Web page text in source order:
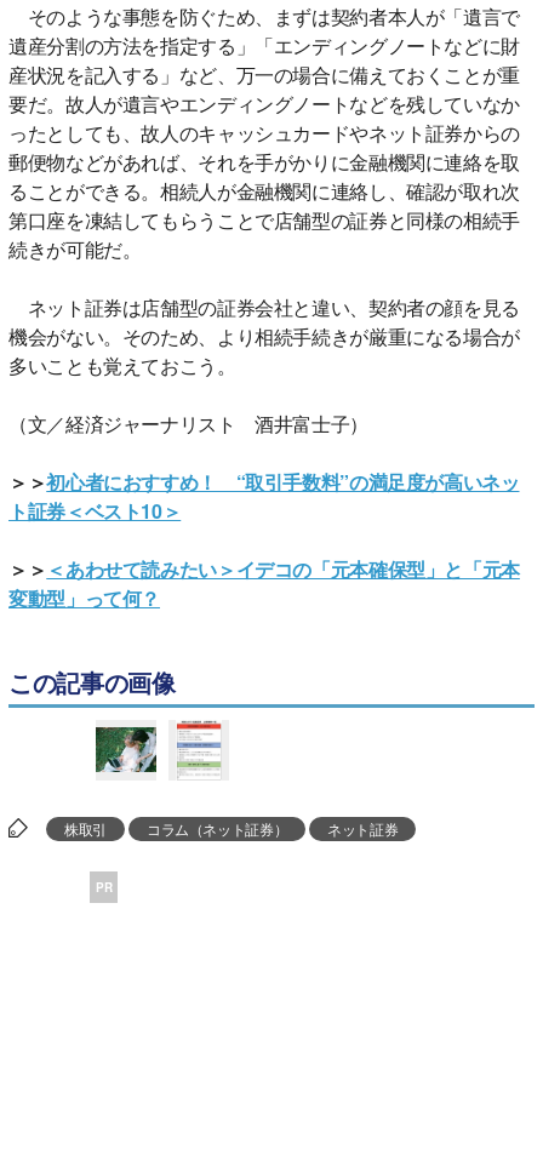
そのような事態を防ぐため、まずは契約者本人が「遺言で
遺産分割の方法を指定する」「エンディングノートなどに財
産状況を記入する」など、万一の場合に備えておくことが重
要だ。故人が遺言やエンディングノートなどを残していなか
ったとしても、故人のキャッシュカードやネット証券からの
郵便物などがあれば、それを手がかりに金融機関に連絡を取
ることができる。相続人が金融機関に連絡し、確認が取れ次
第口座を凍結してもらうことで店舗型の証券と同様の相続手
続きが可能だ。
ネット証券は店舗型の証券会社と違い、契約者の顔を見る
機会がない。そのため、より相続手続きが厳重になる場合が
多いことも覚えておこう。
（文／経済ジャーナリスト 酒井富士子）
＞＞初心者におすすめ！ “取引手数料”の満足度が高いネッ
ト証券＜ベスト10＞
＞＞ ＜あわせて読みたい＞イデコの「元本確保型」と「元本
変動型」って何？
この記事の画像
株取引 コラム（ネット証券） ネット証券
PR